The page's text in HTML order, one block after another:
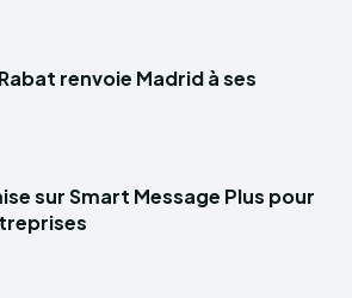
renvoie Madrid à ses
sur Smart Message Plus pour